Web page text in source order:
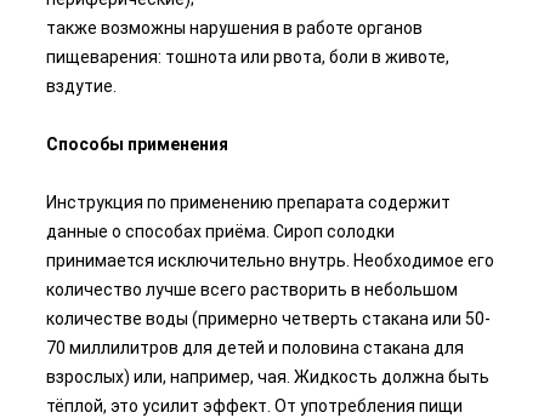
также возможны нарушения в работе органов
пищеварения: тошнота или рвота, боли в животе,
вздутие.
Способы применения
Инструкция по применению препарата содержит
данные о способах приёма. Сироп солодки
принимается исключительно внутрь. Необходимое его
количество лучше всего растворить в небольшом
количестве воды (примерно четверть стакана или 50-
70 миллилитров для детей и половина стакана для
взрослых) или, например, чая. Жидкость должна быть
тёплой, это усилит эффект. От употребления пищи